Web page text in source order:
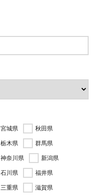
宮城県
秋田県
栃木県
群馬県
神奈川県
新潟県
石川県
福井県
三重県
滋賀県